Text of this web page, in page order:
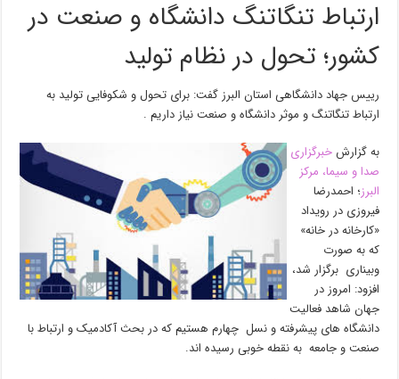
ارتباط تنگاتنگ دانشگاه و صنعت در
کشور؛ تحول در نظام تولید
رییس جهاد دانشگاهی استان البرز گفت: برای تحول و شکوفایی تولید به
ارتباط تنگاتنگ و موثر دانشگاه و صنعت نیاز داریم .
به گزارشخبرگزاری
صدا و سیما، مرکز
البرز؛ احمدرضا
فیروزی در رویداد
«کارخانه در خانه»
که به صورت
وبیناری برگزار شد،
افزود: امروز در
جهان شاهد فعالیت
دانشگاه های پیشرفته و نسل چهارم هستیم که در بحث آکادمیک و ارتباط با
صنعت و جامعه به نقطه خوبی رسیده اند.